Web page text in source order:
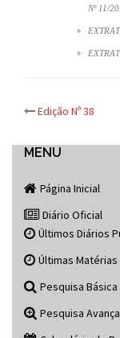
Nº 11/
Post
Edição Nº 38
MENU
Página Inicial
Diário Oficial
Últimos Diários
Últimas
Pesquisa Básica
Pesquisa